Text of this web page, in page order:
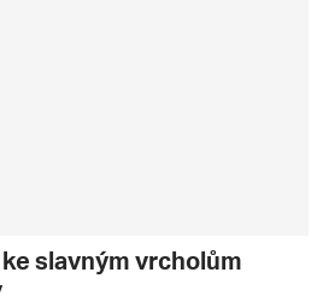
slavným vrcholům